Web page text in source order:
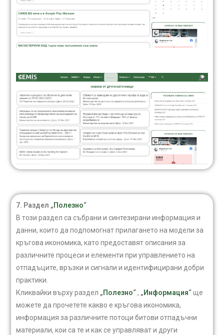
7. Раздел „Полезно“
В този раздел са събрани и синтезирани информация и
данни, които да подпомогнат прилагането на модели за
кръгова икономика, като предоставят описания за
различните процеси и елементи при управлението на
отпадъците, връзки и сигнали и идентифицирани добри
практики.
Кликвайки върху раздел „Полезно“, „Информация“ще
можете да прочетете какво е кръгова икономика,
информация за различните потоци битови отпадъчни
материали, кои са те и как се управляват и други